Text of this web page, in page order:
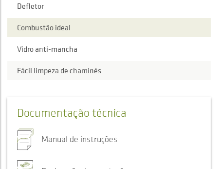
Defletor
Combustão ideal
Vidro anti-mancha
Fácil limpeza de chaminés
Documentação técnica
Manual de instruções